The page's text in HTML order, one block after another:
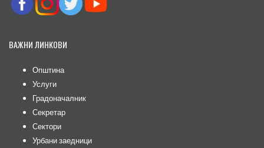
ВАЖНИ ЛИНКОВИ
Општина
Услуги
Градоначалник
Секретар
Сектори
Урбани заедници